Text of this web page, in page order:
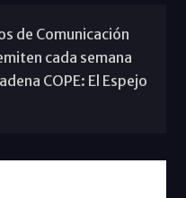
de Comunicación
cada semana
COPE: El Espejo